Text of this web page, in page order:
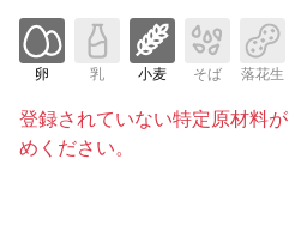
卵 乳 小麦 そば 落花生
登録されていない特定原材料
めください。